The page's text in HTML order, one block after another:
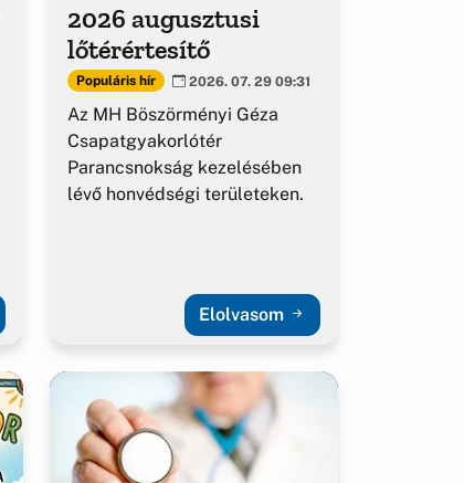
2026 augusztusi
lőtérértesítő
Populáris hír 2026. 07. 29 09:31
Az MH Böszörményi Géza
Csapatgyakorlótér
Parancsnokság kezelésében
lévő honvédségi területeken.
Elolvasom